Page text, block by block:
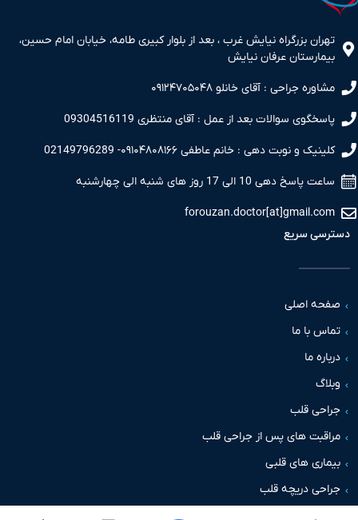
بزرگراه نیایش غرب ، بعد از بلوار کبیری طامه، خیابان امام حسین،
عرفان نیایش
جراحی : آقای خانلو ۰۹۱۲۴۷۰۵۰۴۸
سوالات بعد از عمل : آقای منتظری 09304516119
و نوبت دهی : خانم عاطفی ۰۹۱۰۴۸۰۸۱۶۶- 02149796289
دهی 10 الی 17 روز های شنبه الی چهارشنبه
سریع
اصلی
با ما
ما
قلب
های پس از جراحی قلب
های قلبی
دریچه قلب